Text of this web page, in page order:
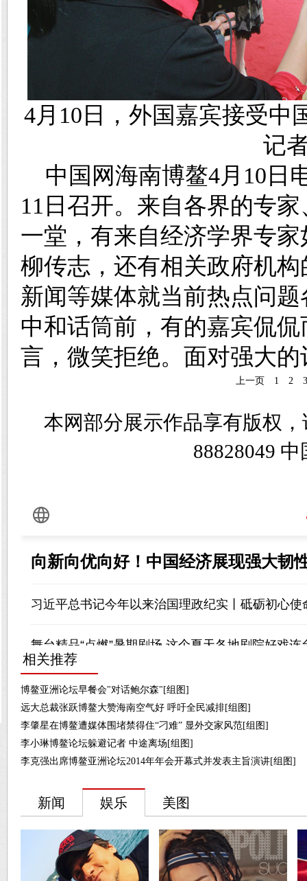
4月10日，外国嘉宾接受中
记
中国网海南博鳌4月10日
11日召开。来自各界的专
一堂，有来自经济学界专
柳传志，还有相关政府机
新闻等媒体就当前热点问
中和话筒前，有的嘉宾侃
言，微笑拒绝。面对强大
上一页 1 2 3
本网部分展示作品享有版权
88828049
相关推荐
博鳌亚洲论坛早餐会"对话鲍尔森"[组图]
远大总裁张跃博鳌大赞海南空气好 呼吁全民减排[组图]
李肇星在博鳌遭媒体围堵禁得住“刁难” 显外交家风范[组图]
李小琳博鳌论坛躲避记者 中途离场[组图]
李克强出席博鳌亚洲论坛2014年年会开幕式并发表主旨演讲[组图]